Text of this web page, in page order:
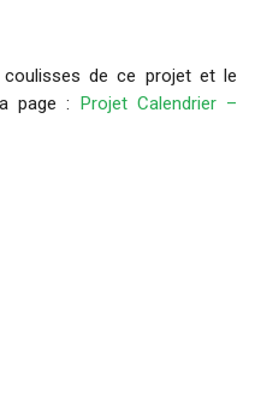
de ce projet et le
page : Projet Calendrier –